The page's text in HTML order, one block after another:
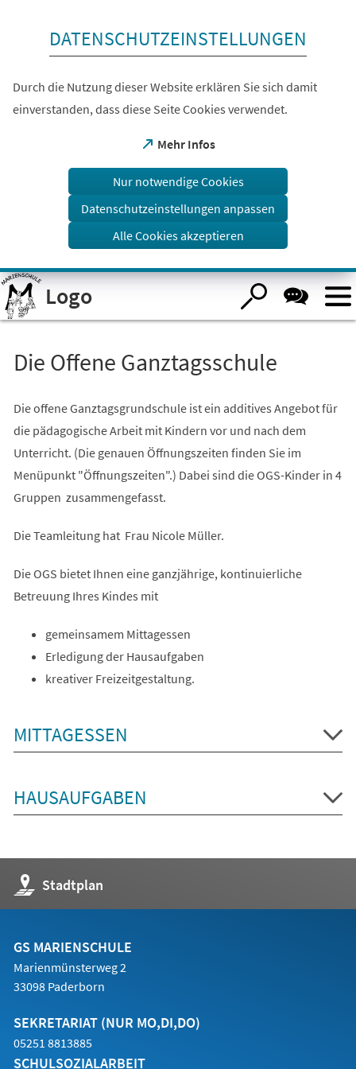
Visuelle
Assistenzsoftware
öffnen.
DATENSCHUTZEINSTELLUNGEN
Durch die Nutzung dieser Website erklären Sie sich damit
einverstanden, dass diese Seite Cookies verwendet.
Mehr Infos
(Öffnet
einem
Tab)
Nur notwendige Cookies
Datenschutzeinstellungen anpassen
Alle Cookies akzeptieren
Logo
Die Offene Ganztagsschule
Die offene Ganztagsgrundschule ist ein additives Angebot für
die pädagogische Arbeit mit Kindern vor und nach dem
Unterricht. (Die genauen Öffnungszeiten finden Sie im
Menüpunkt "Öffnungszeiten".) Dabei sind die OGS-Kinder in 4
Gruppen zusammengefasst.
Die Teamleitung hat Frau Nicole Müller.
Die OGS bietet Ihnen eine ganzjährige, kontinuierliche
Betreuung Ihres Kindes mit
gemeinsamem Mittagessen
Erledigung der Hausaufgaben
kreativer Freizeitgestaltung.
MITTAGESSEN
HAUSAUFGABEN
Stadtplan
(Öffnet
in
einem
Tab)
GS MARIENSCHULE
Marienmünsterweg 2
33098 Paderborn
SEKRETARIAT (NUR MO,DI,DO)
05251 8813885
SCHULSOZIALARBEIT